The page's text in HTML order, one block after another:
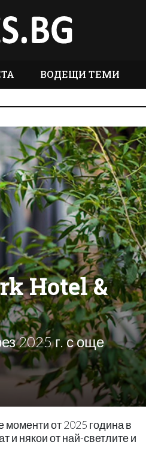
ВОДЕЩИ ТЕМИ
Hotel &
2025 г. с още
моменти от 2025 година в
и някои от най-светлите и